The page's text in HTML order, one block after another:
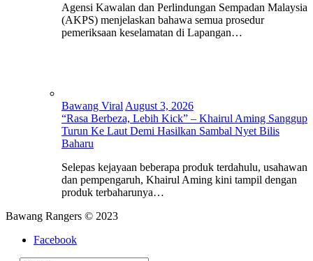
Agensi Kawalan dan Perlindungan Sempadan Malaysia
(AKPS) menjelaskan bahawa semua prosedur
pemeriksaan keselamatan di Lapangan…
Bawang Viral August 3, 2026
“Rasa Berbeza, Lebih Kick” – Khairul Aming Sanggup
Turun Ke Laut Demi Hasilkan Sambal Nyet Bilis
Baharu
Selepas kejayaan beberapa produk terdahulu, usahawan
dan pempengaruh, Khairul Aming kini tampil dengan
produk terbaharunya…
Bawang Rangers © 2023
Facebook